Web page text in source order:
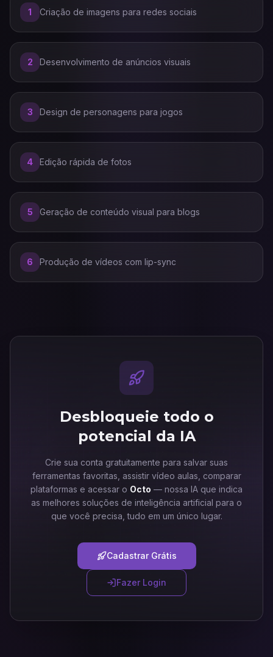
1 Criação de imagens para redes sociais
2 Desenvolvimento de anúncios visuais
3 Design de personagens para jogos
4 Edição rápida de fotos
5 Geração de conteúdo visual para blogs
6 Produção de vídeos com lip-sync
Desbloqueie todo o
potencial da IA
Crie sua conta gratuitamente para salvar suas
ferramentas favoritas, assistir vídeo aulas, comparar
plataformas e acessar o Octo — nossa IA que indica
as melhores soluções de inteligência artificial para o
que você precisa, tudo em um único lugar.
Cadastrar Grátis
Fazer Login